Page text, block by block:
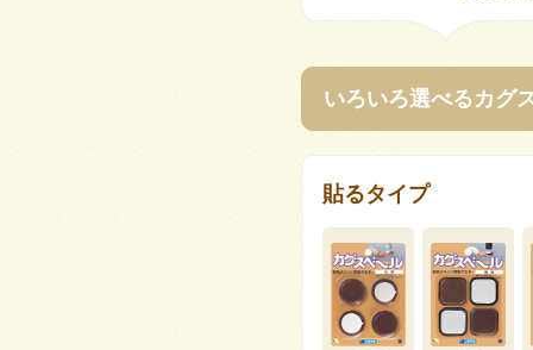
いろいろ選べるカグ
貼るタイプ